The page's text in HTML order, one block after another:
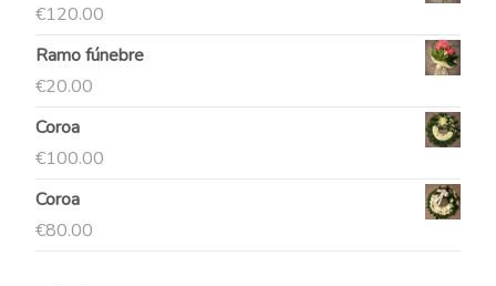
€120.00
Ramo fúnebre
€20.00
Coroa
€100.00
Coroa
€80.00